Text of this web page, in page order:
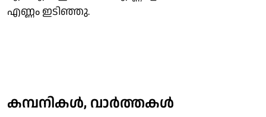
എണ്ണം ഇടിഞ്ഞു.
കമ്പനികൾ, വാർത്തകൾ